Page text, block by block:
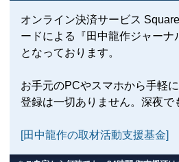
オンライン決済サービス
ードによる『田中龍作ジャーナ
となっております。
お手元のPCやスマホから手軽
登録は一切ありません。深夜で
[田中龍作の取材活動支援基金]